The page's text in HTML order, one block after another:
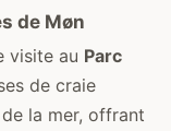
de Møn
visite au Parc
de craie
de la mer, offrant